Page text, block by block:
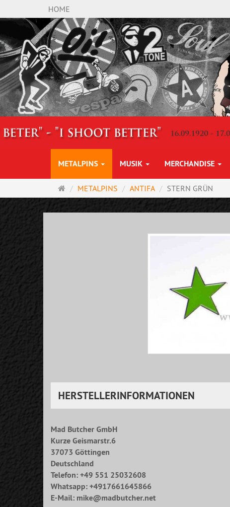
HOME
METALPINS MUSIK MERCHANDISE
Startseite
METALPINS ANTIFA STERN GRÜN
HERSTELLERINFORMATIONEN
Mad Butcher GmbH
Kurze Geismarstr.6
37073 Göttingen
Deutschland
Telefon: +49 551 25032608
Whatsapp: +4917661645866
E-Mail: mike@madbutcher.net